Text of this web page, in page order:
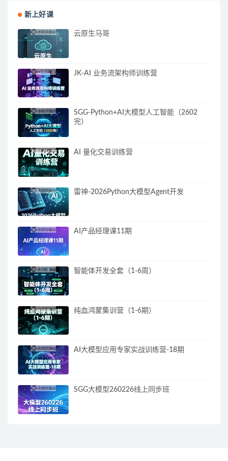
新上好课
云原生马哥
JK-AI 业务流架构师训练营
SGG-Python+AI大模型人工智能（2602
完）
AI 量化交易训练营
雷神-2026Python大模型Agent开发
AI产品经理课11期
智能体开发全套（1-6周）
纯血鸿蒙集训营（1-6期）
AI大模型应用专家实战训练营-18期
SGG大模型260226线上同步班